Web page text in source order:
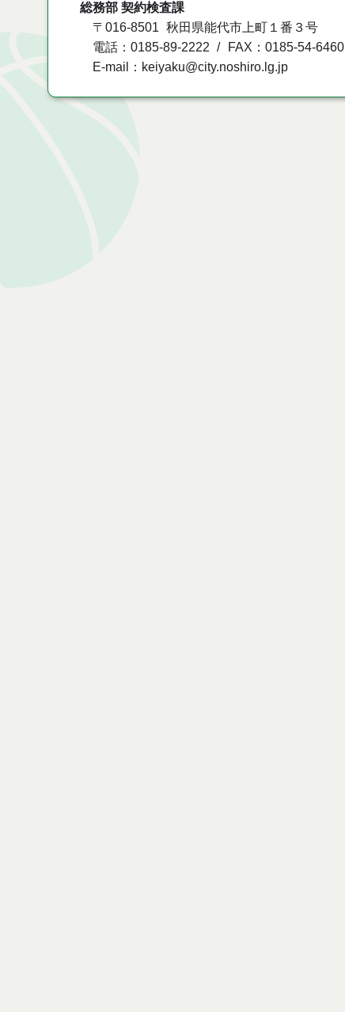
総務部 契約検査課
〒016-8501 秋田県能代市上町１番３号
電話：0185-89-2222
FAX：0185-54-6460
E-mail：keiyaku@city.noshiro.lg.jp